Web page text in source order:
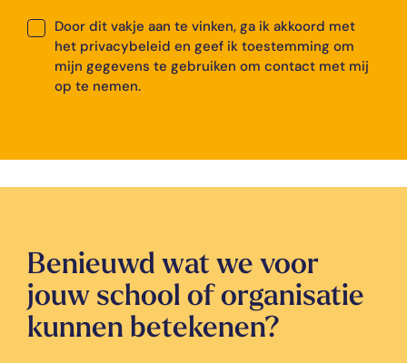
Door dit vakje aan te vinken, ga ik akkoord met
het privacybeleid en geef ik toestemming om
mijn gegevens te gebruiken om contact met mij
op te nemen.
Benieuwd wat we voor
jouw school of organisatie
kunnen betekenen?